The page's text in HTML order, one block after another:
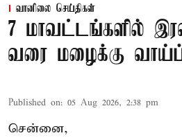
வானிலை செய்திகள்
7 மாவட்டங்களில்
வரை மழைக்கு
Published on: 05 Aug 2026, 2:38 pm
சென்னை,